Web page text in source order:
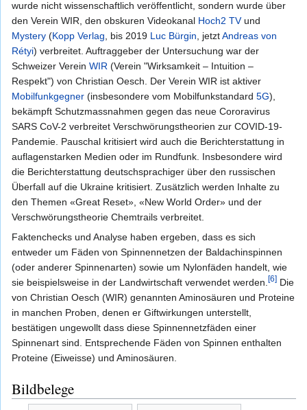
wurde nicht wissenschaftlich veröffentlicht, sondern wurde über
den Verein WIR, den obskuren Videokanal Hoch2 TVund
Mystery (Kopp Verlag , bis 2019 Luc Bürgin , jetztAndreas von
Rétyi) verbreitet. Auftraggeber der Untersuchung war der
Schweizer Verein WIR (Verein "Wirksamkeit – Intuition –
Respekt") von Christian Oesch. Der Verein WIR ist aktiver
Mobilfunkgegner (insbesondere vom Mobilfunkstandard 5G),
bekämpft Schutzmassnahmen gegen das neue Cororavirus
SARS CoV-2 verbreitet Verschwörungstheorien zur COVID-19-
Pandemie. Pauschal kritisiert wird auch die Berichterstattung in
auflagenstarken Medien oder im Rundfunk. Insbesondere wird
die Berichterstattung deutschsprachiger über den russischen
Überfall auf die Ukraine kritisiert. Zusätzlich werden Inhalte zu
den Themen «Great Reset», «New World Order» und der
Verschwörungstheorie Chemtrails verbreitet.
Faktenchecks und Analyse haben ergeben, dass es sich
entweder um Fäden von Spinnennetzen der Baldachinspinnen
(oder anderer Spinnenarten) sowie um Nylonfäden handelt, wie
sie beispielsweise in der Landwirtschaft verwendet werden. [6] Die
von Christian Oesch (WIR) genannten Aminosäuren und Proteine
in manchen Proben, denen er Giftwirkungen unterstellt,
bestätigen ungewollt dass diese Spinnennetzfäden einer
Spinnenart sind. Entsprechende Fäden von Spinnen enthalten
Proteine (Eiweisse) und Aminosäuren.
Bildbelege